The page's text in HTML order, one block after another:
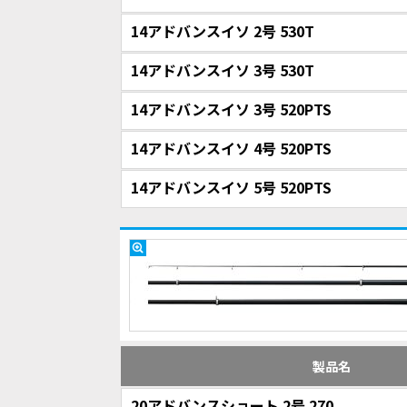
14アドバンスイソ 2号 530T
14アドバンスイソ 3号 530T
14アドバンスイソ 3号 520PTS
14アドバンスイソ 4号 520PTS
14アドバンスイソ 5号 520PTS
製品名